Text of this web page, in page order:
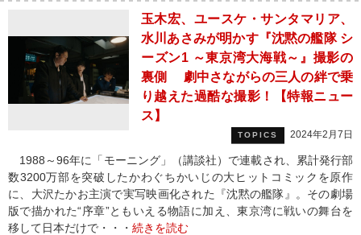
玉木宏、ユースケ・サンタマリア、
水川あさみが明かす『沈黙の艦隊 シ
ーズン1 ～東京湾大海戦～』撮影の
裏側 劇中さながらの三人の絆で乗
り越えた過酷な撮影！【特報ニュー
ス】
TOPICS 2024年2月7日
1988～96年に「モーニング」（講談社）で連載され、累計発行部
数3200万部を突破したかわぐちかいじの大ヒットコミックを原作
に、大沢たかお主演で実写映画化された『沈黙の艦隊』。その劇場
版で描かれた“序章”ともいえる物語に加え、東京湾に戦いの舞台を
移して日本だけで・・・ 続きを読む